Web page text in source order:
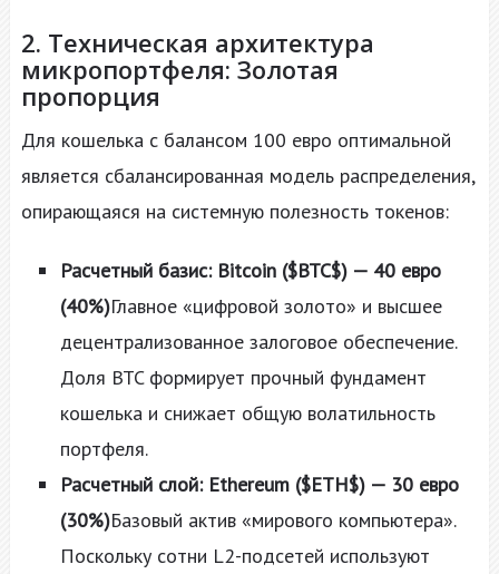
2. Техническая архитектура
микропортфеля: Золотая
пропорция
Для кошелька с балансом 100 евро оптимальной
является сбалансированная модель распределения,
опирающаяся на системную полезность токенов:
Расчетный базис: Bitcoin ($BTC$) — 40 евро
(40%)Главное «цифровой золото» и высшее
децентрализованное залоговое обеспечение.
Доля BTC формирует прочный фундамент
кошелька и снижает общую волатильность
портфеля.
Расчетный слой: Ethereum ($ETH$) — 30 евро
(30%)Базовый актив «мирового компьютера».
Поскольку сотни L2-подсетей используют